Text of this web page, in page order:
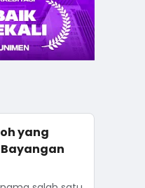
yang